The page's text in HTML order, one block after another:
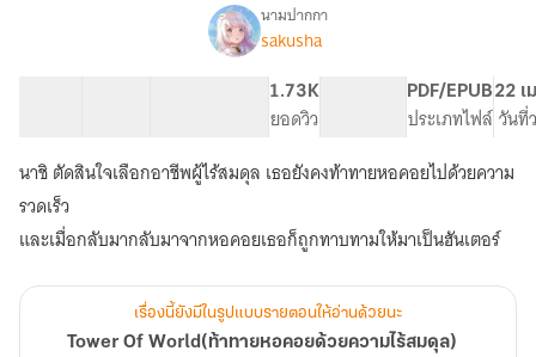
เตอร์
เรื่องTower
World(ท้าทาย
หอคอย
ด้วย
ความ
ไร้
นามปากกา
sakusha
1.73K
ยอดวิว
PDF/EPUB
ประเภทไฟล์
22 เ
วันที่
นาชิ ตัดสินใจเลือกอาชีพผู้ไร้สมดุล เธอยังคงท้าทายหอคอยไปด้วยความ
รวดเร็ว
และเมื่อกลับมากลับมาจากหอคอยเธอก็ถูกทาบทามให้มาเป็นฮันเตอร์
เรื่องนี้ยังมีในรูปแบบรายตอนให้อ่านด้วยนะ
Tower Of World(ท้าทายหอคอยด้วยความไร้สมดุล)